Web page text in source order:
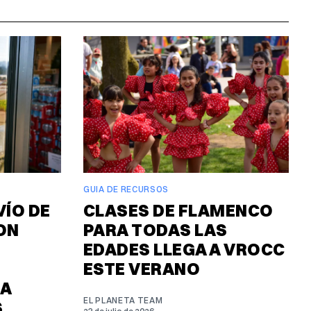
DE
GUIA DE RECURSOS
CLASES DE FLAMENCO
PARA TODAS LAS
EDADES LLEGA A VROCC
ESTE VERANO
EL PLANETA TEAM